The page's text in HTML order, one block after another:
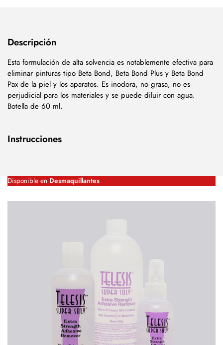
Descripción
Esta formulación de alta solvencia es notablemente efectiva para
eliminar pinturas tipo Beta Bond, Beta Bond Plus y Beta Bond
Pax de la piel y los aparatos. Es inodora, no grasa, no es
perjudicial para los materiales y se puede diluir con agua.
Botella de 60 ml.
Instrucciones
Disponible en Desmaquillantes